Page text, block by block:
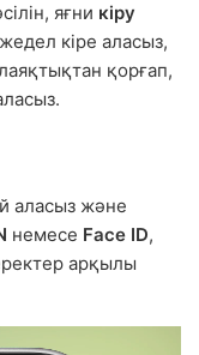
яғни кіру
кіре аласыз,
қорғап,
аласыз және
немесе Face ID,
арқылы